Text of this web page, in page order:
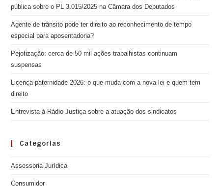
pública sobre o PL 3.015/2025 na Câmara dos Deputados
Agente de trânsito pode ter direito ao reconhecimento de tempo
especial para aposentadoria?
Pejotização: cerca de 50 mil ações trabalhistas continuam
suspensas
Licença-paternidade 2026: o que muda com a nova lei e quem tem
direito
Entrevista à Rádio Justiça sobre a atuação dos sindicatos
Categorias
Assessoria Jurídica
Consumidor